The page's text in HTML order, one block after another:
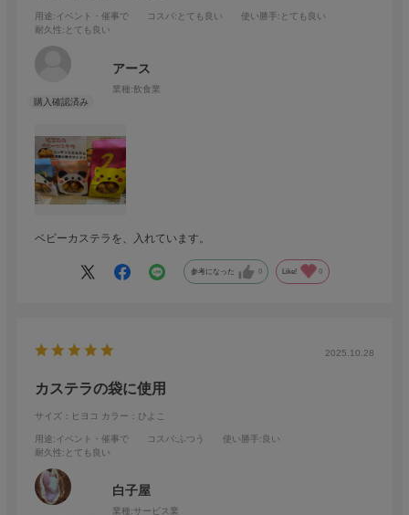
用途:イベント・催事で コスパ:とても良い 使い勝手 :とても良い
耐久性:とても良い
アース
業種:飲食業
ベビーカステラを、入れています。
参考になった 0 Like! 0
2025.10.28
カステラの袋に使用
サイズ：ヒヨコ カラー：ひよこ
用途:イベント・催事で コスパ:ふつう 使い勝手 :良い
耐久性:とても良い
白子屋
業種:サービス業